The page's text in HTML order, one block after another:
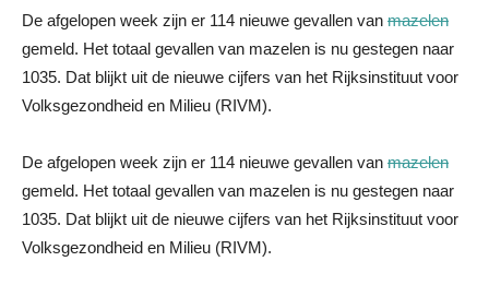
De afgelopen week zijn er 114 nieuwe gevallen van mazelen
gemeld. Het totaal gevallen van mazelen is nu gestegen naar
1035. Dat blijkt uit de nieuwe cijfers van het Rijksinstituut voor
Volksgezondheid en Milieu (RIVM).
De afgelopen week zijn er 114 nieuwe gevallen van mazelen
gemeld. Het totaal gevallen van mazelen is nu gestegen naar
1035. Dat blijkt uit de nieuwe cijfers van het Rijksinstituut voor
Volksgezondheid en Milieu (RIVM).